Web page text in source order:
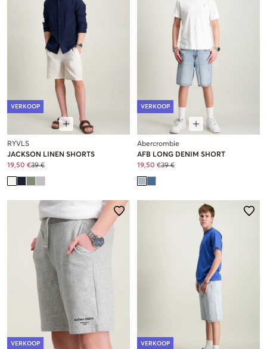
VERKOOP
RYVLS
JACKSON LINEN SHORTS
19,50 €39 €
VERKOOP
Abercrombie
AFB LONG DENIM SHORT
19,50 €39 €
VERKOOP VERKOOP